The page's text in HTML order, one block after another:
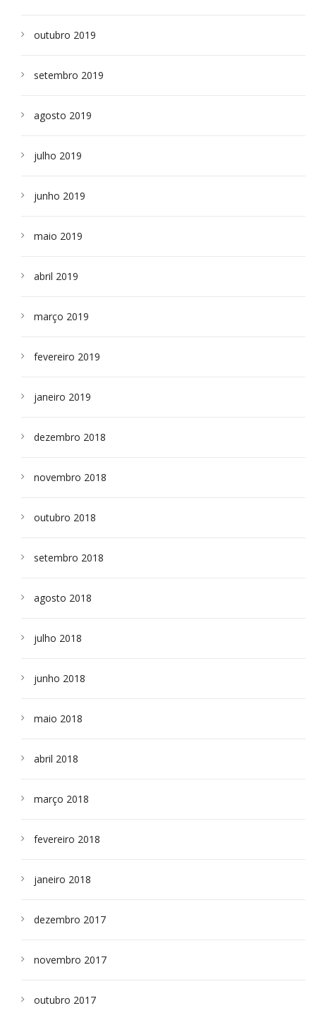
outubro 2019
setembro 2019
agosto 2019
julho 2019
junho 2019
maio 2019
abril 2019
março 2019
fevereiro 2019
janeiro 2019
dezembro 2018
novembro 2018
outubro 2018
setembro 2018
agosto 2018
julho 2018
junho 2018
maio 2018
abril 2018
março 2018
fevereiro 2018
janeiro 2018
dezembro 2017
novembro 2017
outubro 2017